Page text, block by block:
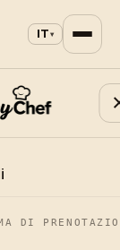
IT ▾
DI